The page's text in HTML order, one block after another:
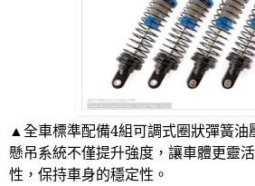
▲全車標準配備4組可調式圈狀彈簧油
懸吊系統不僅提升強度，讓車體更靈
性，保持車身的穩定性。